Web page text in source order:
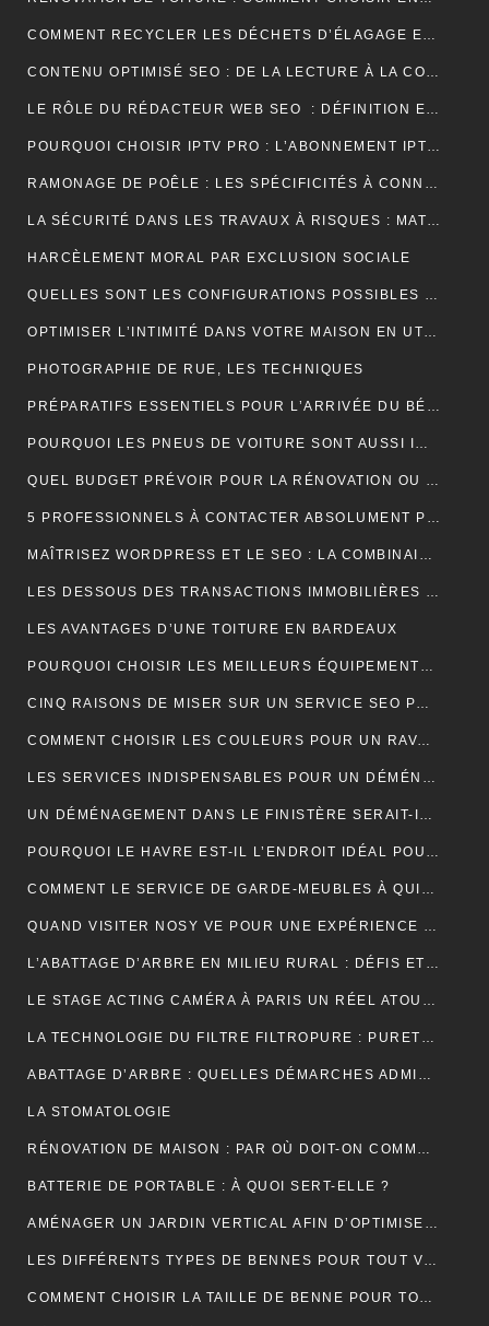
COMMENT RECYCLER LES DÉCHETS D’ÉLAGAGE ET D’ABATTAGE ?
CONTENU OPTIMISÉ SEO : DE LA LECTURE À LA CONVERSION
LE RÔLE DU RÉDACTEUR WEB SEO : DÉFINITION ET EXPLICATIONS
POURQUOI CHOISIR IPTV PRO : L’ABONNEMENT IPTV PREMIUM ULTIME
RAMONAGE DE POÊLE : LES SPÉCIFICITÉS À CONNAÎTRE
LA SÉCURITÉ DANS LES TRAVAUX À RISQUES : MATÉRIEL ET OBLIGATIONS
HARCÈLEMENT MORAL PAR EXCLUSION SOCIALE
QUELLES SONT LES CONFIGURATIONS POSSIBLES POUR UN ÉTABLI D’ATELIER PROFESSIONNEL ?
OPTIMISER L’INTIMITÉ DANS VOTRE MAISON EN UTILISANT DES VOLETS ROULANTS
PHOTOGRAPHIE DE RUE, LES TECHNIQUES
PRÉPARATIFS ESSENTIELS POUR L’ARRIVÉE DU BÉBÉ
POURQUOI LES PNEUS DE VOITURE SONT AUSSI IMPORTANTS ?
QUEL BUDGET PRÉVOIR POUR LA RÉNOVATION OU LA CONSTRUCTION DE LA TOITURE ?
5 PROFESSIONNELS À CONTACTER ABSOLUMENT POUR RÉUSSIR SON MARIAGE
MAÎTRISEZ WORDPRESS ET LE SEO : LA COMBINAISON GAGNANTE POUR VOTRE SITE WEB
LES DESSOUS DES TRANSACTIONS IMMOBILIÈRES DANS LE SECTEUR HÔTELIER
LES AVANTAGES D’UNE TOITURE EN BARDEAUX
POURQUOI CHOISIR LES MEILLEURS ÉQUIPEMENTS D’ISOLATION PHONIQUE POUR TOITURE ?
CINQ RAISONS DE MISER SUR UN SERVICE SEO PROFESSIONNEL
COMMENT CHOISIR LES COULEURS POUR UN RAVALEMENT DE FAÇADE ?
LES SERVICES INDISPENSABLES POUR UN DÉMÉNAGEMENT RÉUSSI EN BRETAGNE
UN DÉMÉNAGEMENT DANS LE FINISTÈRE SERAIT-IL UNE BONNE IDÉE?
POURQUOI LE HAVRE EST-IL L’ENDROIT IDÉAL POUR UN NOUVEAU DÉPART EN 2024 ?
COMMENT LE SERVICE DE GARDE-MEUBLES À QUIMPER PEUT-IL SIMPLIFIER VOTRE DÉMÉNAGEMENT ET PROTÉGER VOS BIENS ?
QUAND VISITER NOSY VE POUR UNE EXPÉRIENCE INOUBLIABLE ?
L’ABATTAGE D’ARBRE EN MILIEU RURAL : DÉFIS ET SOLUTIONS
LE STAGE ACTING CAMÉRA À PARIS UN RÉEL ATOUT POUR VOTRE CARRIÈRE DE COMÉDIEN ?
LA TECHNOLOGIE DU FILTRE FILTROPURE : PURETÉ ET PERFORMANCE
ABATTAGE D’ARBRE : QUELLES DÉMARCHES ADMINISTRATIVES ?
LA STOMATOLOGIE
RÉNOVATION DE MAISON : PAR OÙ DOIT-ON COMMENCER ?
BATTERIE DE PORTABLE : À QUOI SERT-ELLE ?
AMÉNAGER UN JARDIN VERTICAL AFIN D’OPTIMISER L’UTILISATION DE L’ESPACE EXTÉRIEUR.
LES DIFFÉRENTS TYPES DE BENNES POUR TOUT VENANT DISPONIBLES
COMMENT CHOISIR LA TAILLE DE BENNE POUR TOUT VENANT ?